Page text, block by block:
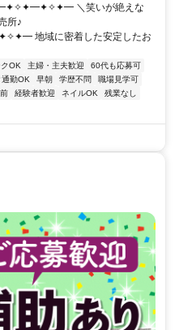
＼笑いが絶えな
所♪
域に密着した安定したお
OK 主婦・主夫歓迎
60代も応募可
通勤OK 早朝 学歴不問
職場見学可
経験者歓迎 ネイルOK
残業なし